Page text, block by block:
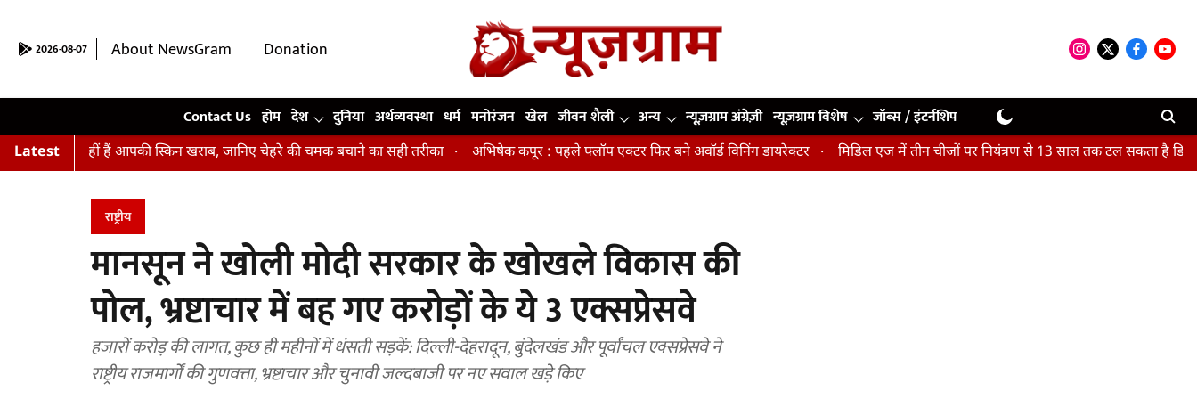
2026-08-07 About NewsGram
Donation
Contact Us होम देश दुनिया अर्थव्यवस्था धर्म मनोरंजन खेल जीवन शैली अन्य न्यूज़ग्राम अंग्रेज़ी न्यूज़ग्राम विशेष जॉब्स / इंटर्नशिप
Latest
रहीं हैं आपकी स्किन खराब, जानिए चेहरे की चमक बचाने का सही तरीका अभिषेक कपूर : पहले फ्लॉप एक्टर फिर बने अवॉर्ड विनिंग डायरेक्टर मिडिल एज में तीन चीजों पर नियंत्रण से 13 साल तक टल सकता है डिमेंशिया :
राष्ट्रीय
मानसून ने खोली मोदी सरकार के खोखले विकास की
पोल, भ्रष्टाचार में बह गए करोड़ों के ये 3 एक्सप्रेसवे
हजारों करोड़ की लागत, कुछ ही महीनों में धंसती सड़कें: दिल्ली-देहरादून, बुंदेलखंड और पूर्वांचल एक्सप्रेसवे ने
राष्ट्रीय राजमार्गों की गुणवत्ता, भ्रष्टाचार और चुनावी जल्दबाजी पर नए सवाल खड़े किए